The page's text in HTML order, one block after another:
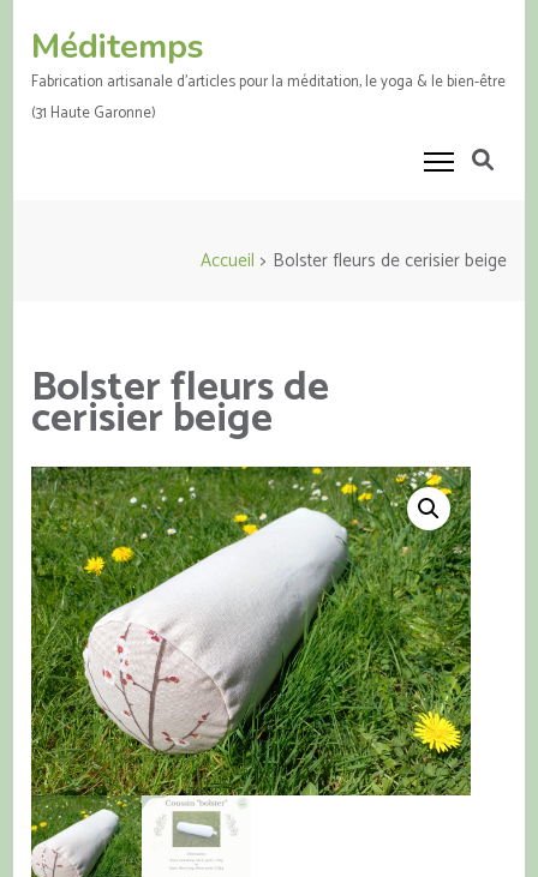
contenu
(Pressez
Méditemps
Fabrication artisanale d'articles pour la méditation, le yoga & le bien-être
(31 Haute Garonne)
Accueil > Bolster fleurs de cerisier beige
Bolster fleurs de
cerisier beige